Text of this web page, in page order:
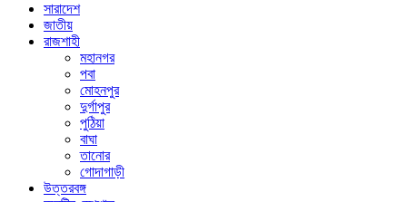
সারাদেশ
জাতীয়
রাজশাহী
মহানগর
পবা
মোহনপুর
দুর্গাপুর
পুঠিয়া
বাঘা
তানোর
গোদাগাড়ী
উত্তরবঙ্গ